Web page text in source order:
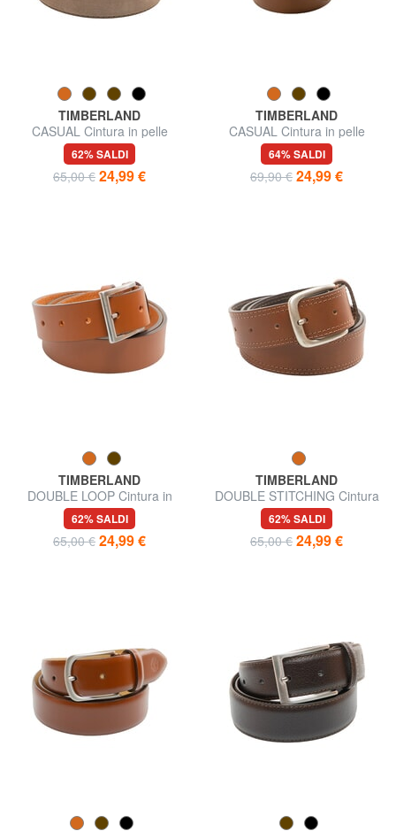
TIMBERLAND
CASUAL Cintura in pelle
suede accorciabile
62% SALDI
65,00 € 24,99 €
TIMBERLAND
CASUAL Cintura in pelle
accorciabile
64% SALDI
69,90 € 24,99 €
TIMBERLAND
DOUBLE LOOP Cintura in
pelle accorciabile
62% SALDI
65,00 € 24,99 €
TIMBERLAND
DOUBLE STITCHING Cintura
in pelle accorciabile
62% SALDI
65,00 € 24,99 €